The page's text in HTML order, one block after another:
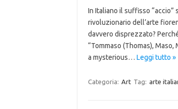
In Italiano il suffisso “accio”
rivoluzionario dell’arte
davvero disprezzato?
“Tommaso (Thomas),
a mysterious… Leggi tutto »
Categoria: Art Tag: arte